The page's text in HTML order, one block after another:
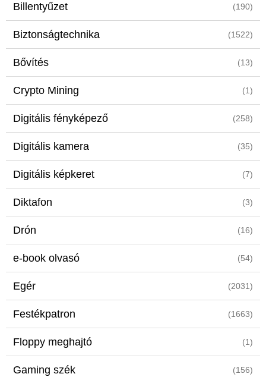
Billentyűzet (190)
Biztonságtechnika (1522)
Bővítés (13)
Crypto Mining (1)
Digitális fényképező (258)
Digitális kamera (35)
Digitális képkeret (7)
Diktafon (3)
Drón (16)
e-book olvasó (54)
Egér (2031)
Festékpatron (1663)
Floppy meghajtó (1)
Gaming szék (156)